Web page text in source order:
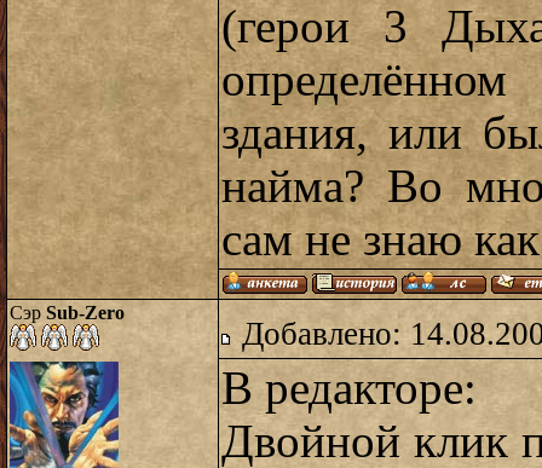
(герои 3
здания, или
найма? Во
сам не знаю
Сэр Sub-Zero
Добавлено:
В редакторе:
Двойной клик